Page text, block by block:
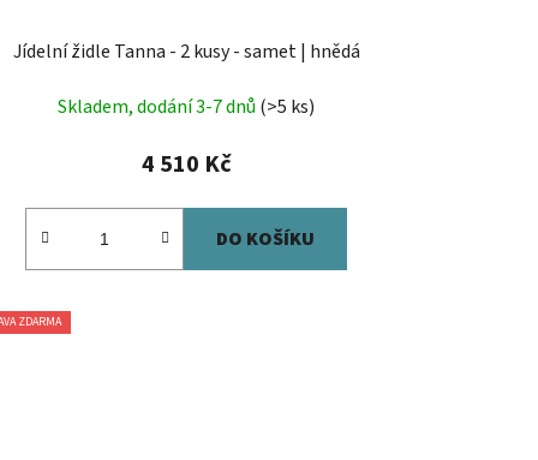
Jídelní židle Tanna - 2 kusy - samet | hnědá
Skladem, dodání 3-7 dnů (>5 ks)
4 510 Kč
DO KOŠÍKU
ZDARMA